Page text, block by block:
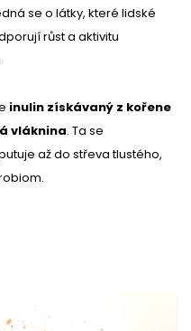
se o látky, které lidské
růst a aktivitu
inulin získávaný z kořene
vláknina. Ta se
až do střeva tlustého,